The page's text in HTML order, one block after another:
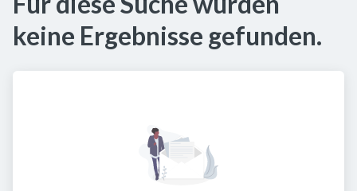
keine Ergebnisse gefunden.